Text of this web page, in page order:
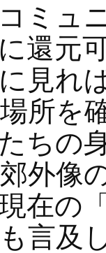
ミュ
還元
見れ
所を
ちの
外像
在の
言及